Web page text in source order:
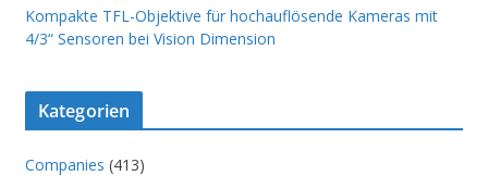
Kompakte TFL-Objektive für hochauflösende Kameras mit
4/3“ Sensoren bei Vision Dimension
Kategorien
Companies (413)